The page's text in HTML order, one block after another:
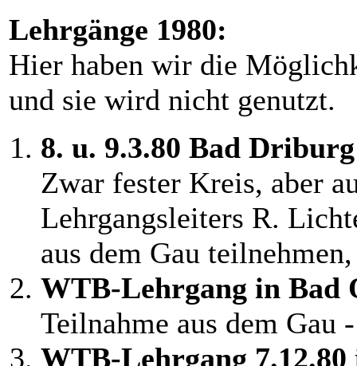
Lehrgänge 1980:
Hier haben wir die
und sie wird nicht genutzt.
8. u. 9.3.80 Bad Driburg
Zwar fester Kreis, aber
Lehrgangsleiters R.
aus dem Gau
WTB-Lehrgang in Bad
Teilnahme aus dem Gau
WTB-Lehrgang